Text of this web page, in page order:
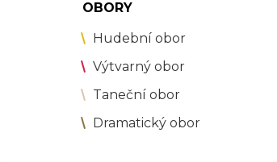
OBORY
Hudební obor
Výtvarný obor
Taneční obor
Dramatický obor